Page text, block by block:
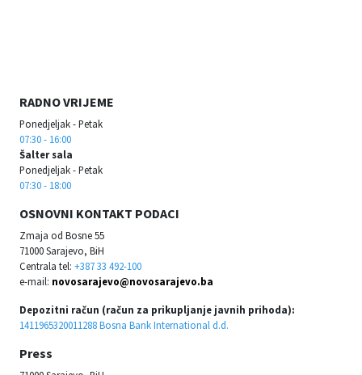
RADNO VRIJEME
Ponedjeljak - Petak
07:30 - 16:00
Šalter sala
Ponedjeljak - Petak
07:30 - 18:00
OSNOVNI KONTAKT PODACI
Zmaja od Bosne 55
71000 Sarajevo, BiH
Centrala tel: +387 33 492-100
e-mail: novosarajevo@novosarajevo.ba
Depozitni račun (račun za prikupljanje javnih prihoda):
1411965320011288 Bosna Bank International d.d.
Press